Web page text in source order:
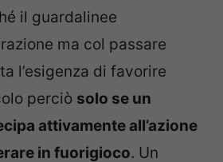
il guardalinee
ma col passare
l’esigenza di favorire
perciò solo se un
attivamente all’azione
in fuorigioco. Un